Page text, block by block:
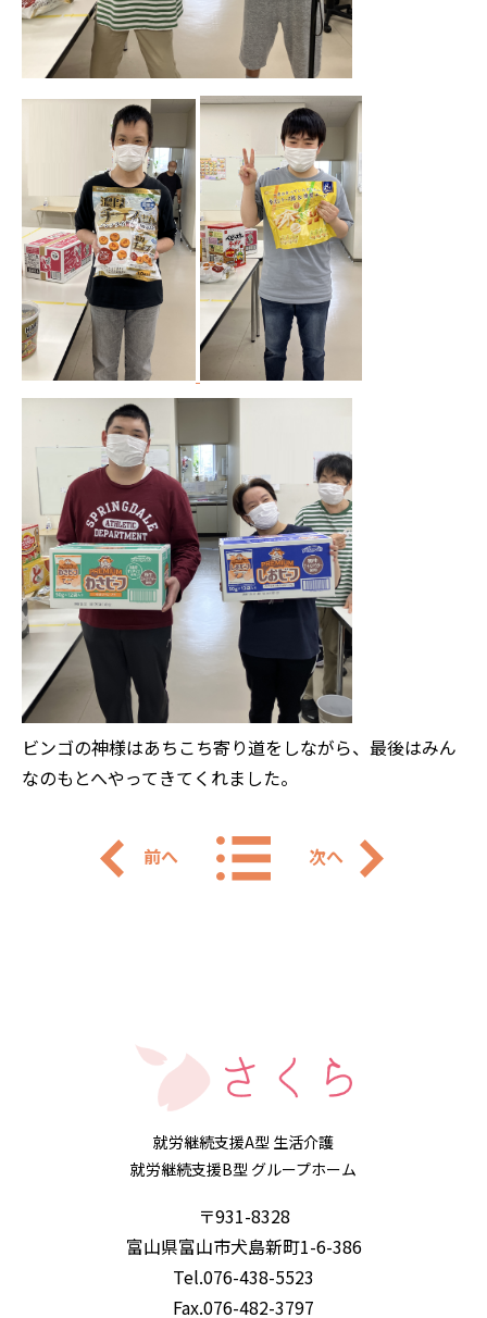
ビンゴの神様はあちこち寄り道をしながら、最後はみん
なのもとへやってきてくれました。
前へ 次へ
就労継続支援A型 生活介護
就労継続支援B型 グループホーム
〒931-8328
富山県富山市犬島新町1-6-386
Tel.076-438-5523
Fax.076-482-3797